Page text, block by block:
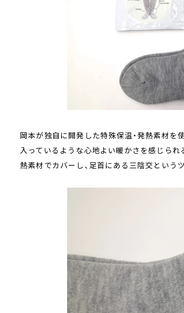
岡本が独自に開発した特殊保温・発熱素材を
入っているような心地よい暖かさを感じら
熱素材でカバーし、足首にある三陰交という